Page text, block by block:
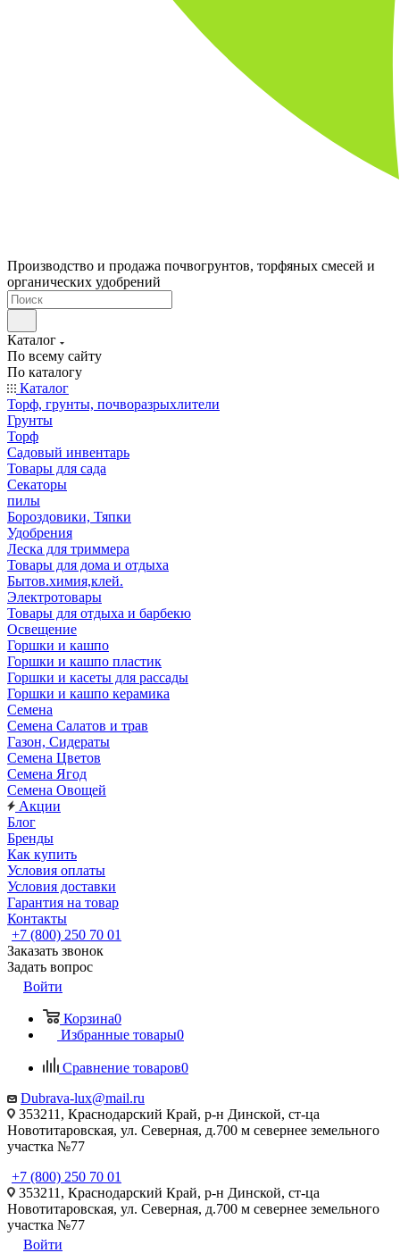
Производство и продажа почвогрунтов, торфяных смесей и
органических удобрений
Каталог
По всему сайту
По каталогу
Каталог
Торф, грунты, почворазрыхлители
Грунты
Торф
Садовый инвентарь
Товары для сада
Секаторы
пилы
Бороздовики, Тяпки
Удобрения
Леска для триммера
Товары для дома и отдыха
Бытов.химия,клей.
Электротовары
Товары для отдыха и барбекю
Освещение
Горшки и кашпо
Горшки и кашпо пластик
Горшки и касеты для рассады
Горшки и кашпо керамика
Семена
Семена Салатов и трав
Газон, Сидераты
Семена Цветов
Семена Ягод
Семена Овощей
Акции
Блог
Бренды
Как купить
Условия оплаты
Условия доставки
Гарантия на товар
Контакты
+7 (800) 250 70 01
Заказать звонок
Задать вопрос
Войти
Корзина0
Избранные товары0
Сравнение товаров0
Dubrava-lux@mail.ru
353211, Краснодарский Край, р-н Динской, ст-ца
Новотитаровская, ул. Северная, д.700 м севернее земельного
участка №77
+7 (800) 250 70 01
353211, Краснодарский Край, р-н Динской, ст-ца
Новотитаровская, ул. Северная, д.700 м севернее земельного
участка №77
Войти